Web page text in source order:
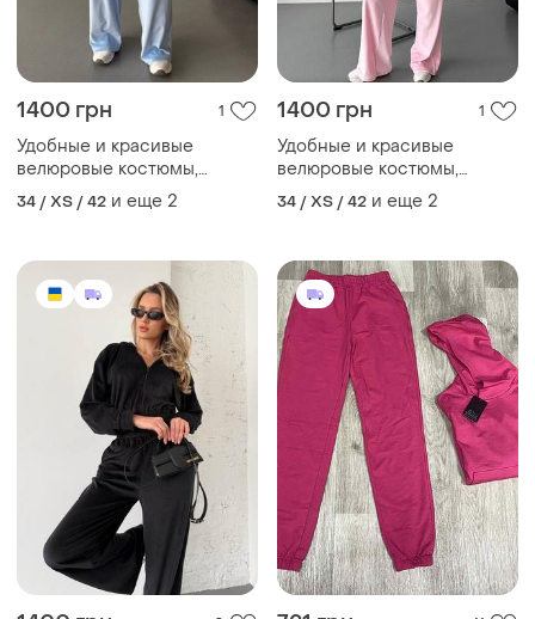
1400 грн 1
Удобные и красивые
велюровые костюмы,
качественный пошив,
двойной капюшон и
34 / XS / 42 и еще 2
1400 грн 1
Удобные и красивые
велюровые костюмы,
качественный пошив,
двойной капюшон и
34 / XS / 42 и еще 2